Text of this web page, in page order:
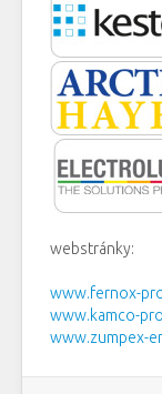
webstránky:
www.fernox-
www.kamco-
www.zumpex-